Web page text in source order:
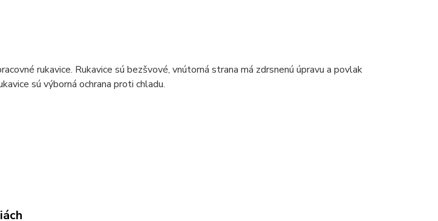
rukavice. Rukavice sú bezšvové, vnútorná strana má zdrsnenú úpravu a povlak
sú výborná ochrana proti chladu.